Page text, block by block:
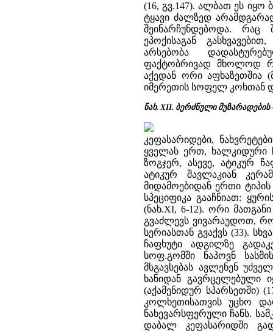
(16, გვ.147). ალბათ ეს იყო
ტყავი ძალზედ
შეინარჩუნდებოდა. რაც
ეპოქისაგან
არსებობა
ფაქტობრივად მხოლოდ
აქედან ორი აფხაზეთშია
იმერეთის სოფელ კოხთან
ნახ. XII. ბერძნული
კეფასარიდები,
ყველას ერთ, ხალკიდური
ზოგჯერ, ასევე, ატიკურ
ატიკურ შავლაკიან
მიდამოებიდან ერთი
სპეციფიკა გააჩნიათ:
(ნახ.XI, 6-12). ორი
გვაძლევს ვივარაუდოთ,
სერიასთან გვაქვს (33).
ჩაფხუტი ადგილზე
სოფ.გომში ნაპოვნ
მსგავსებას ავლენენ
ხანიდან გავრცელებული
(აქამენიდურ სპარსეთში)
კოლხეთისათვის უცხო
ნახევარსფერული ჩანს.
დაბალ კეფასარიდში